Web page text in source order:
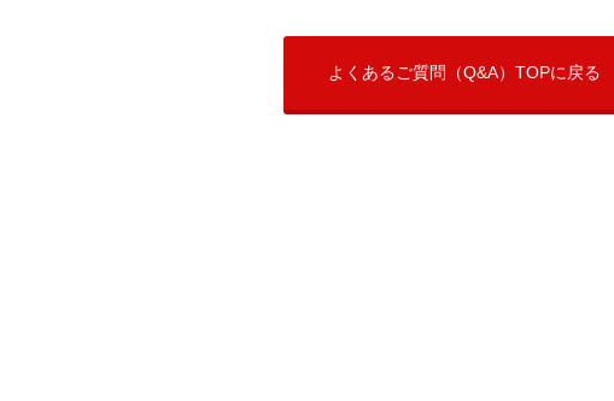
よくあるご質問（Q&A）TOPに戻る